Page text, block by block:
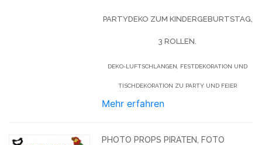
PARTYDEKO ZUM KINDERGEBURTSTAG,
3 ROLLEN.
DEKO-LUFTSCHLANGEN, FESTDEKORATION UND
TISCHDEKORATION ZU PARTY UND FEIER
Mehr erfahren
PHOTO PROPS PIRATEN, FOTO